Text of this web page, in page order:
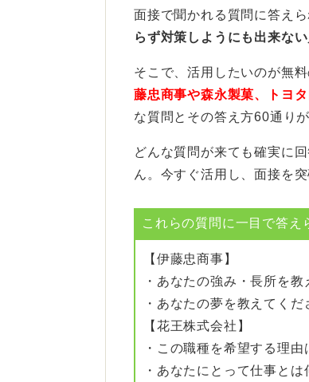
自分ではそんなつもりがな
になっている可能性もあり
「冷静すぎる」をそのまま
るリスクがあります。その
り的確な言葉で表現するこ
0
面接で聞かれる質問に答え
らず対策しようにも出来ない
そこで、活用したいのが無料
藤忠商事や森永製菓、トヨ
な質問とその答え方60通り
どんな質問が来ても確実に
ん。今すぐ活用し、面接を
これらの質問に一目で答え
【伊藤忠商事】
・あなたの強み・長所を教
・あなたの夢を教えてくだ
【花王株式会社】
・この職種を希望する理由
・あなたにとって仕事とは